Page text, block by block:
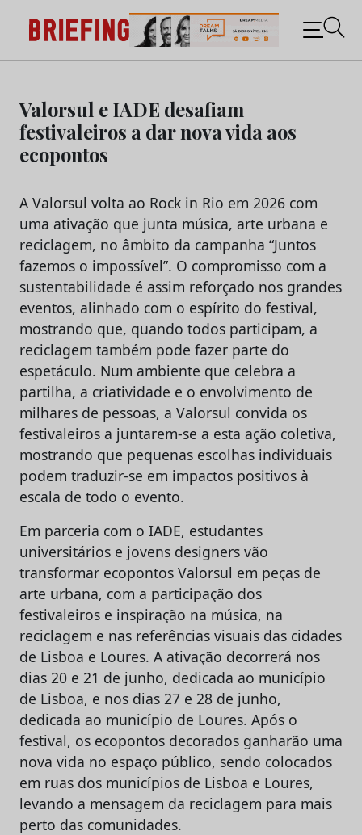
content
Briefing: Todas as notícias sobre os negócios do
Marketing e da Publicidade
Valorsul e IADE desafiam
festivaleiros a dar nova vida aos
ecopontos
A Valorsul volta ao Rock in Rio em 2026 com
uma ativação que junta música, arte urbana e
reciclagem, no âmbito da campanha “Juntos
fazemos o impossível”. O compromisso com a
sustentabilidade é assim reforçado nos grandes
eventos, alinhado com o espírito do festival,
mostrando que, quando todos participam, a
reciclagem também pode fazer parte do
espetáculo. Num ambiente que celebra a
partilha, a criatividade e o envolvimento de
milhares de pessoas, a Valorsul convida os
festivaleiros a juntarem-se a esta ação coletiva,
mostrando que pequenas escolhas individuais
podem traduzir-se em impactos positivos à
escala de todo o evento.
Em parceria com o IADE, estudantes
universitários e jovens designers vão
transformar ecopontos Valorsul em peças de
arte urbana, com a participação dos
festivaleiros e inspiração na música, na
reciclagem e nas referências visuais das cidades
de Lisboa e Loures. A ativação decorrerá nos
dias 20 e 21 de junho, dedicada ao município
de Lisboa, e nos dias 27 e 28 de junho,
dedicada ao município de Loures. Após o
festival, os ecopontos decorados ganharão uma
nova vida no espaço público, sendo colocados
em ruas dos municípios de Lisboa e Loures,
levando a mensagem da reciclagem para mais
perto das comunidades.